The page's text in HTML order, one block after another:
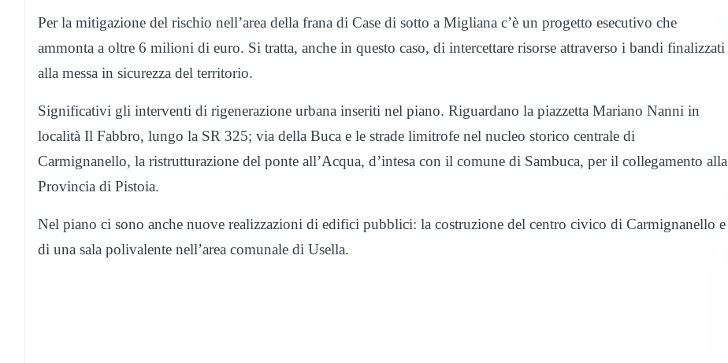
Per la mitigazione del rischio nell’area della frana di Case di sotto a Migliana c’è un progetto esecutivo che
ammonta a oltre 6 milioni di euro. Si tratta, anche in questo caso, di intercettare risorse attraverso i bandi finalizzati
alla messa in sicurezza del territorio.
Significativi gli interventi di rigenerazione urbana inseriti nel piano. Riguardano la piazzetta Mariano Nanni in
località Il Fabbro, lungo la SR 325; via della Buca e le strade limitrofe nel nucleo storico centrale di
Carmignanello, la ristrutturazione del ponte all’Acqua, d’intesa con il comune di Sambuca, per il collegamento alla
Provincia di Pistoia.
Nel piano ci sono anche nuove realizzazioni di edifici pubblici: la costruzione del centro civico di Carmignanello e
di una sala polivalente nell’area comunale di Usella.